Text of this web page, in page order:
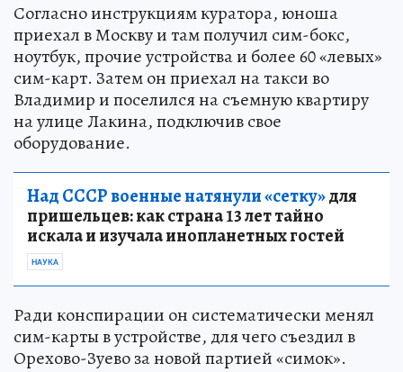
Согласно инструкциям куратора, юноша
приехал в Москву и там получил сим-бокс,
ноутбук, прочие устройства и более 60 «левых»
сим-карт. Затем он приехал на такси во
Владимир и поселился на съемную квартиру
на улице Лакина, подключив свое
оборудование.
Над СССР военные натянули «сетку»для
пришельцев: как страна 13 лет тайно
искала и изучала инопланетных гостей
НАУКА
Ради конспирации он систематически менял
сим-карты в устройстве, для чего съездил в
Орехово-Зуево за новой партией «симок».